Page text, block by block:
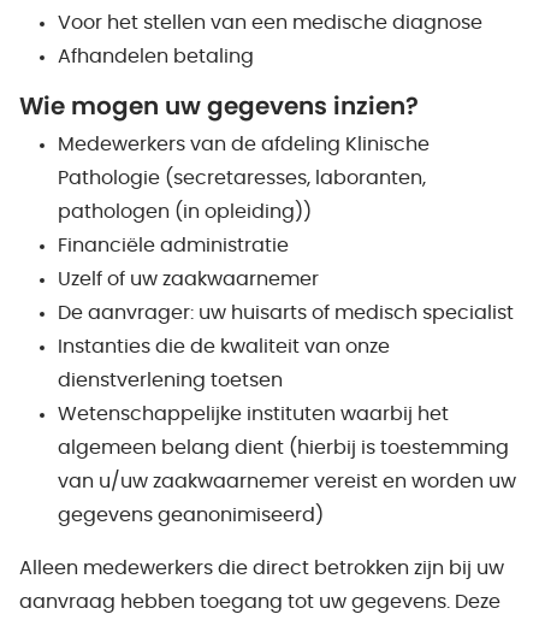
Voor het stellen van een medische diagnose
Afhandelen betaling
Wie mogen uw gegevens inzien?
Medewerkers van de afdeling Klinische
Pathologie (secretaresses, laboranten,
pathologen (in opleiding))
Financiële administratie
Uzelf of uw zaakwaarnemer
De aanvrager: uw huisarts of medisch specialist
Instanties die de kwaliteit van onze
dienstverlening toetsen
Wetenschappelijke instituten waarbij het
algemeen belang dient (hierbij is toestemming
van u/uw zaakwaarnemer vereist en worden uw
gegevens geanonimiseerd)
Alleen medewerkers die direct betrokken zijn bij uw
aanvraag hebben toegang tot uw gegevens. Deze